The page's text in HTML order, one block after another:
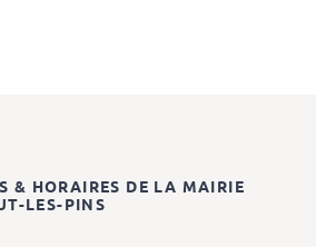
& HORAIRES DE LA MAIRIE
LES-PINS